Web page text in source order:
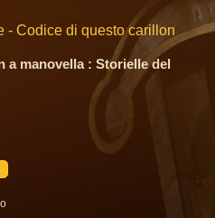
- Codice di questo carillon
a manovella : Storielle del